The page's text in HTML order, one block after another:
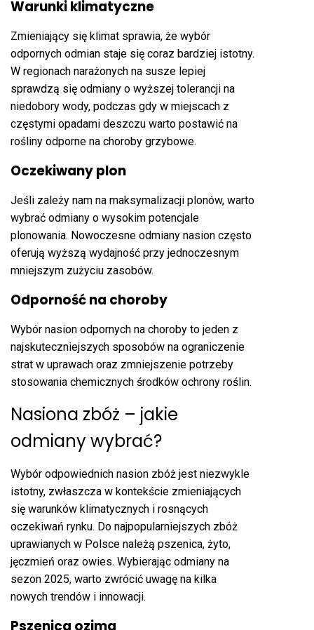
Warunki klimatyczne
Zmieniający się klimat sprawia, że wybór
odpornych odmian staje się coraz bardziej istotny.
W regionach narażonych na susze lepiej
sprawdzą się odmiany o wyższej tolerancji na
niedobory wody, podczas gdy w miejscach z
częstymi opadami deszczu warto postawić na
rośliny odporne na choroby grzybowe.
Oczekiwany plon
Jeśli zależy nam na maksymalizacji plonów, warto
wybrać odmiany o wysokim potencjale
plonowania. Nowoczesne odmiany nasion często
oferują wyższą wydajność przy jednoczesnym
mniejszym zużyciu zasobów.
Odporność na choroby
Wybór nasion odpornych na choroby to jeden z
najskuteczniejszych sposobów na ograniczenie
strat w uprawach oraz zmniejszenie potrzeby
stosowania chemicznych środków ochrony roślin.
Nasiona zbóż – jakie
odmiany wybrać?
Wybór odpowiednich nasion zbóż jest niezwykle
istotny, zwłaszcza w kontekście zmieniających
się warunków klimatycznych i rosnących
oczekiwań rynku. Do najpopularniejszych zbóż
uprawianych w Polsce należą pszenica, żyto,
jęczmień oraz owies. Wybierając odmiany na
sezon 2025, warto zwrócić uwagę na kilka
nowych trendów i innowacji.
Pszenica ozima